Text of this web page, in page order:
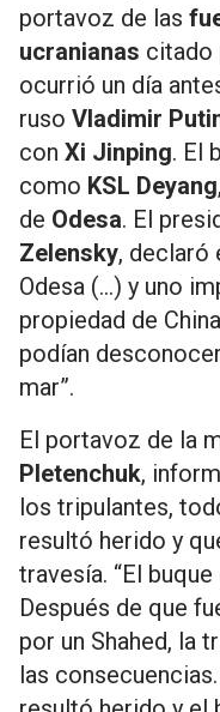
portavoz de las
ucranianas
ocurrió un día
ruso Vladimir
con Xi Jinping. El
como KSL Deyang
de Odesa. El
Zelensky, declaró
Odesa (...) y uno
propiedad de
podían
mar”.
El portavoz de la
Pletenchuk,
los tripulantes,
resultó herido y
travesía. “El
Después de que
por un Shahed, la
las